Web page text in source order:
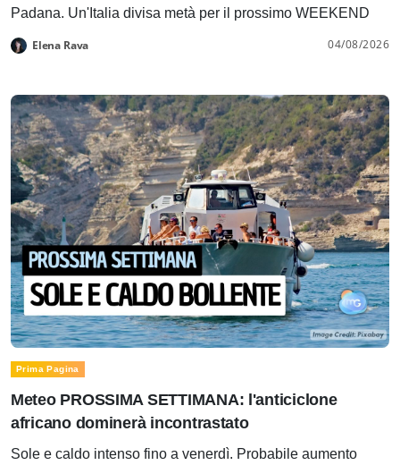
Padana. Un'Italia divisa metà per il prossimo WEEKEND
Elena Rava 04/08/2026
Prima Pagina
Meteo PROSSIMA SETTIMANA: l'anticiclone
africano dominerà incontrastato
Sole e caldo intenso fino a venerdì. Probabile aumento